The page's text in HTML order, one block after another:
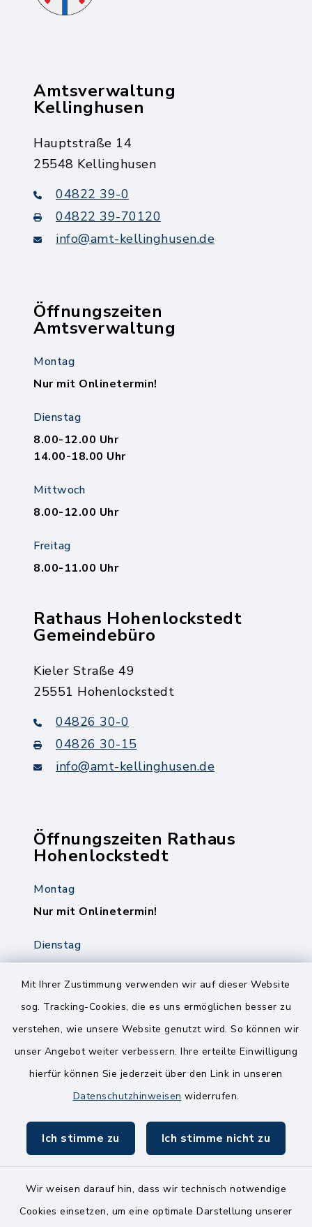
Mit Ihrer Zustimmung verwenden wir auf dieser Website
sog. Tracking-Cookies, die es uns ermöglichen besser zu
verstehen, wie unsere Website genutzt wird. So können wir
unser Angebot weiter verbessern. Ihre erteilte Einwilligung
hierfür können Sie jederzeit über den Link in unseren
Datenschutzhinweisen widerrufen.
Ich stimme zu Ich stimme nicht zu
Wir weisen darauf hin, dass wir technisch notwendige
Cookies einsetzen, um eine optimale Darstellung unserer
Amtsverwaltung
Kellinghusen
Hauptstraße 14
25548 Kellinghusen
04822 39-0
04822 39-70120
info@amt-kellinghusen.de
Öffnungszeiten
Amtsverwaltung
Montag
Nur mit Onlinetermin!
Dienstag
8.00-12.00 Uhr
14.00-18.00 Uhr
Mittwoch
8.00-12.00 Uhr
Freitag
8.00-11.00 Uhr
Rathaus Hohenlockstedt
Gemeindebüro
Kieler Straße 49
25551 Hohenlockstedt
04826 30-0
04826 30-15
info@amt-kellinghusen.de
Öffnungszeiten Rathaus
Hohenlockstedt
Montag
Nur mit Onlinetermin!
Dienstag
8.00-12.00 Uhr
14.00-18.00 Uhr
Freitag
8.00-11.00 Uhr
Kontakt